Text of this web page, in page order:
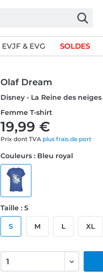
EVJF & EVG SOLDES
Olaf Dream
Disney - La Reine des
Femme T-shirt
19,99 €
Prix dont TVA plus frais de port
Couleurs : Bleu royal
Taille : S
S M L XL